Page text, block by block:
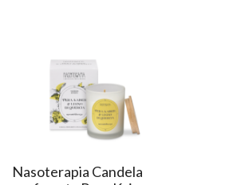
Nasoterapia Candela